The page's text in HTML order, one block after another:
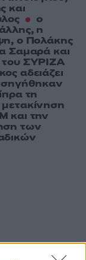
και
ο
η
ο Πολάκης
Σαμαρά και
ΣΥΡΙΖΑ
αδειάζει
τη
και την
των